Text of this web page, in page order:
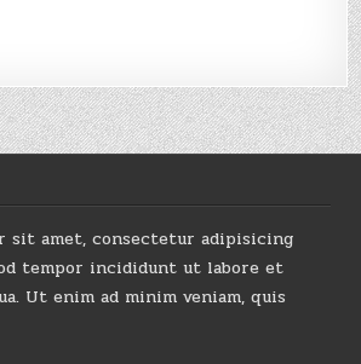
sit amet, consectetur adipisicing
tempor incididunt ut labore et
Ut enim ad minim veniam, quis